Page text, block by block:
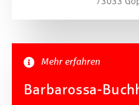
Mehr erfahren
Barbarossa-